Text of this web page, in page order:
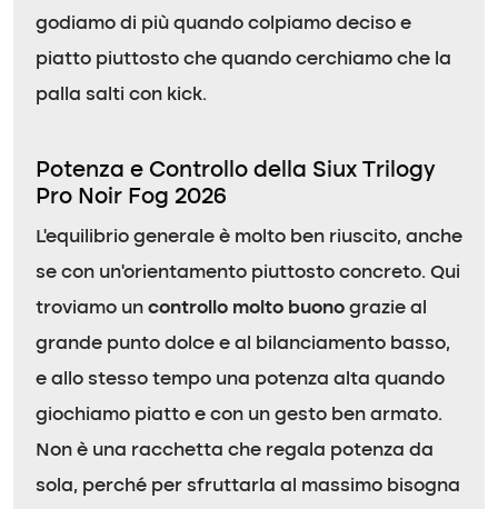
godiamo di più quando colpiamo deciso e
piatto piuttosto che quando cerchiamo che la
palla salti con kick.
Potenza e Controllo della Siux Trilogy
Pro Noir Fog 2026
L’equilibrio generale è molto ben riuscito, anche
se con un’orientamento piuttosto concreto. Qui
troviamo un controllo molto buono grazie al
grande punto dolce e al bilanciamento basso,
e allo stesso tempo una potenza alta quando
giochiamo piatto e con un gesto ben armato.
Non è una racchetta che regala potenza da
sola, perché per sfruttarla al massimo bisogna